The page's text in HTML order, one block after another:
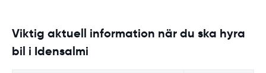
Viktig aktuell information när du ska hyra
bil i Idensalmi